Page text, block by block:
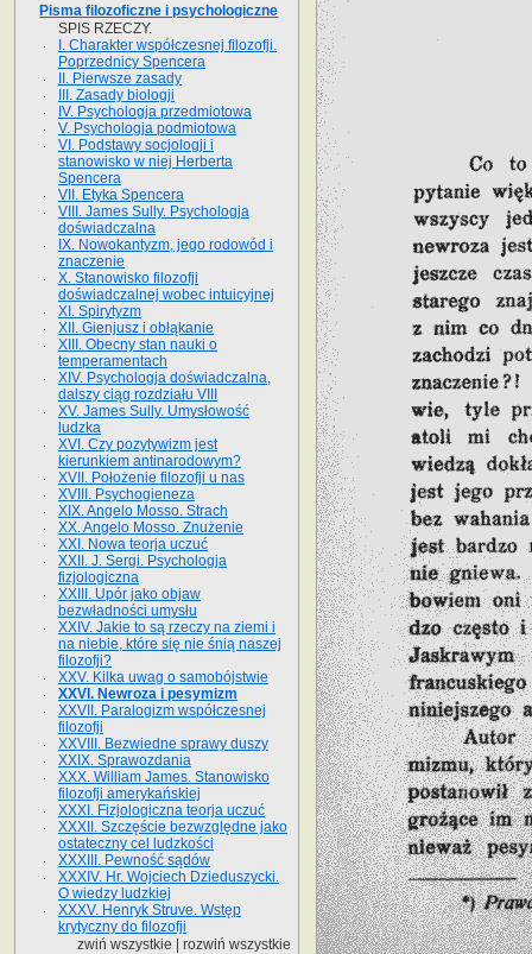
Pisma filozoficzne i psychologiczne
SPIS RZECZY.
I. Charakter współczesnej filozofji.
Poprzednicy Spencera
II. Pierwsze zasady
III. Zasady biologji
IV. Psychologja przedmiotowa
V. Psychologja podmiotowa
VI. Podstawy socjologji i
stanowisko w niej Herberta
Spencera
VII. Etyka Spencera
VIII. James Sully. Psychologja
doświadczalna
IX. Nowokantyzm, jego rodowód i
znaczenie
X. Stanowisko filozofji
doświadczalnej wobec intuicyjnej
XI. Spirytyzm
XII. Gienjusz i obłąkanie
XIII. Obecny stan nauki o
temperamentach
XIV. Psychologja doświadczalna,
dalszy ciąg rozdziału VIII
XV. James Sully. Umysłowość
ludzka
XVI. Czy pozytywizm jest
kierunkiem antinarodowym?
XVII. Położenie filozofji u nas
XVIII. Psychogieneza
XIX. Angelo Mosso. Strach
XX. Angelo Mosso. Znużenie
XXI. Nowa teorja uczuć
XXII. J. Sergi. Psychologja
fizjologiczna
XXIII. Upór jako objaw
bezwładności umysłu
XXIV. Jakie to są rzeczy na ziemi i
na niebie, które się nie śnią naszej
filozofji?
XXV. Kilka uwag o samobójstwie
XXVI. Newroza i pesymizm
XXVII. Paralogizm współczesnej
filozofji
XXVIII. Bezwiedne sprawy duszy
XXIX. Sprawozdania
XXX. William James. Stanowisko
filozofji amerykańskiej
XXXI. Fizjologiczna teorja uczuć
XXXII. Szczęście bezwzględne jako
ostateczny cel ludzkości
XXXIII. Pewność sądów
XXXIV. Hr. Wojciech Dzieduszycki.
O wiedzy ludzkiej
XXXV. Henryk Struve. Wstęp
krytyczny do filozofji
zwiń wszystkie
rozwiń wszystkie